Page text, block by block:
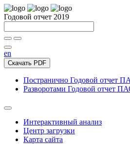
Годовой отчет 2019
en
Скачать PDF
Постранично Годовой отчет
Разворотами Годовой отчет
Интерактивный анализ
Центр загрузки
Карта сайта